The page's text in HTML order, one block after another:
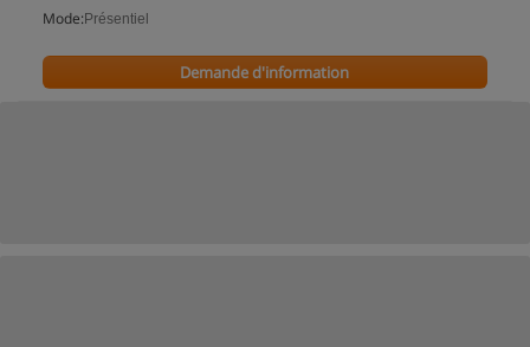
Mode: Présentiel
Demande d'information